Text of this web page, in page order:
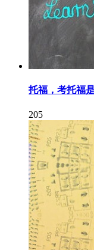
托福，考托福
205